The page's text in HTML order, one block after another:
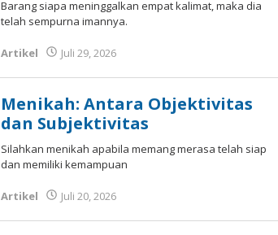
Barang siapa meninggalkan empat kalimat, maka dia
telah sempurna imannya.
Artikel Juli 29, 2026
Menikah: Antara Objektivitas
dan Subjektivitas
Silahkan menikah apabila memang merasa telah siap
dan memiliki kemampuan
Artikel Juli 20, 2026